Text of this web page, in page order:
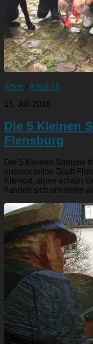
Artort /Artort 18
15. Juli 2018
Die 5 Kleinen
Flensburg
Die 5 Kleinen Strolche
unserer tollen Stadt
Kleinod, einen echten
handelt sich um einen